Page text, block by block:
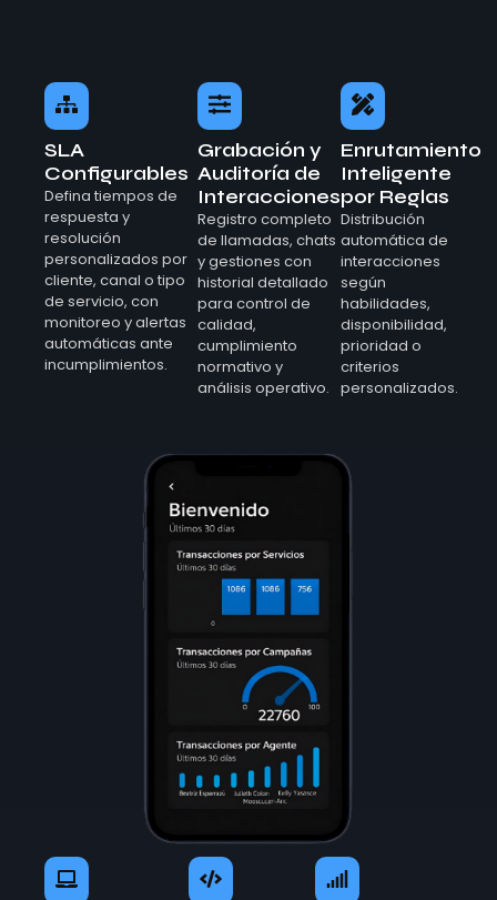
SLA
Configurables
Defina tiempos de
respuesta y
resolución
personalizados por
cliente, canal o tipo
de servicio, con
monitoreo y alertas
automáticas ante
incumplimientos.
Grabación y
Auditoría de
Interacciones
Registro completo
de llamadas, chats
y gestiones con
historial detallado
para control de
calidad,
cumplimiento
normativo y
análisis operativo.
Enrutamiento
Inteligente
por Reglas
Distribución
automática de
interacciones
según
habilidades,
disponibilidad,
prioridad o
criterios
personalizados.